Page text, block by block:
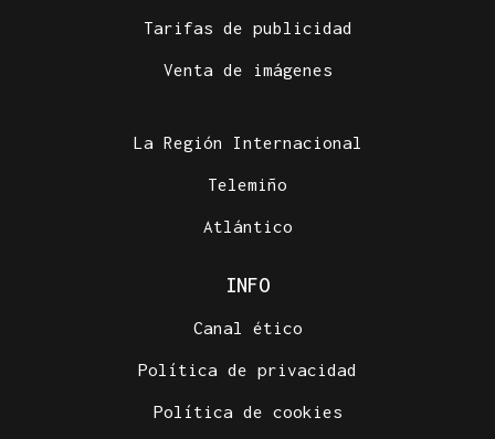
Tarifas de publicidad
Venta de imágenes
La Región Internacional
Telemiño
Atlántico
INFO
Canal ético
Política de privacidad
Política de cookies